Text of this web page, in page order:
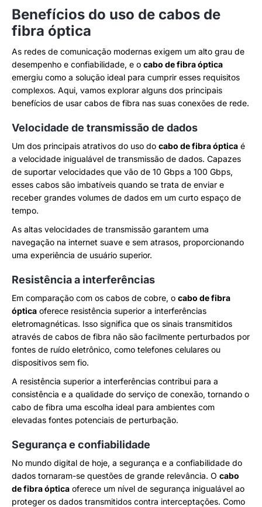
Benefícios do uso de cabos de
fibra óptica
As redes de comunicação modernas exigem um alto grau de
desempenho e confiabilidade, e o cabo de fibra óptica
emergiu como a solução ideal para cumprir esses requisitos
complexos. Aqui, vamos explorar alguns dos principais
benefícios de usar cabos de fibra nas suas conexões de rede.
Velocidade de transmissão de dados
Um dos principais atrativos do uso do cabo de fibra óptica é
a velocidade inigualável de transmissão de dados. Capazes
de suportar velocidades que vão de 10 Gbps a 100 Gbps,
esses cabos são imbatíveis quando se trata de enviar e
receber grandes volumes de dados em um curto espaço de
tempo.
As altas velocidades de transmissão garantem uma
navegação na internet suave e sem atrasos, proporcionando
uma experiência de usuário superior.
Resistência a interferências
Em comparação com os cabos de cobre, o cabo de fibra
óptica oferece resistência superior a interferências
eletromagnéticas. Isso significa que os sinais transmitidos
através de cabos de fibra não são facilmente perturbados por
fontes de ruído eletrônico, como telefones celulares ou
dispositivos sem fio.
A resistência superior a interferências contribui para a
consistência e a qualidade do serviço de conexão, tornando o
cabo de fibra uma escolha ideal para ambientes com
elevadas fontes potenciais de perturbação.
Segurança e confiabilidade
No mundo digital de hoje, a segurança e a confiabilidade do
dados tornaram-se questões de grande relevância. O cabo
de fibra óptica oferece um nível de segurança inigualável ao
proteger os dados transmitidos contra interceptações. Como